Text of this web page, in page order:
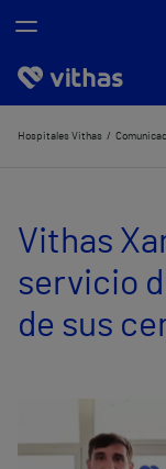
Nosotros
Servicios de salud
Equipo médico y
Hospitales Vithas
Vithas
servicio
de sus